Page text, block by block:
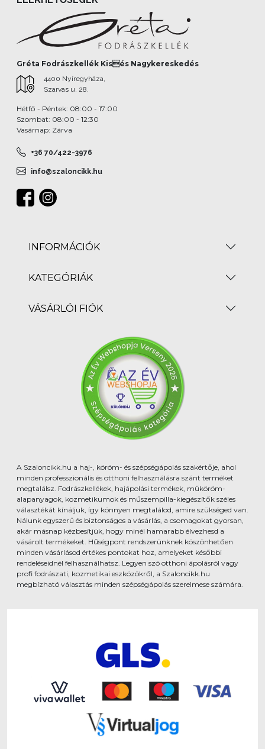
Gréta Fodrászkellék Kisés Nagykereskedés
4400 Nyíregyháza,
Szarvas u. 28.
Hétfő - Péntek: 08:00 - 17:00
Szombat: 08:00 - 12:30
Vasárnap: Zárva
+36 70/422-3976
info@szaloncikk.hu
INFORMÁCIÓK
KATEGÓRIÁK
VÁSÁRLÓI FIÓK
A Szaloncikk.hu a haj-, köröm- és szépségápolás szakértője, ahol
minden professzionális és otthoni felhasználásra szánt terméket
megtalálsz. Fodrászkellékek, hajápolási termékek, műköröm-
alapanyagok, kozmetikumok és műszempilla-kiegészítők széles
választékát kínáljuk, így könnyen megtalálod, amire szükséged van.
Nálunk egyszerű és biztonságos a vásárlás, a csomagokat gyorsan,
akár másnap kézbesítjük, hogy minél hamarabb élvezhesd a
vásárolt termékeket. Hűségpont rendszerünknek köszönhetően
minden vásárlásod értékes pontokat hoz, amelyeket későbbi
rendeléseidnél felhasználhatsz. Legyen szó otthoni ápolásról vagy
profi fodrászati, kozmetikai eszközökről, a Szaloncikk.hu
megbízható választás minden szépségápolás szerelmese számára.